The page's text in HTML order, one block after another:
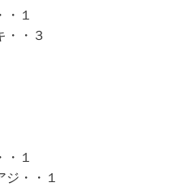
１
・３
１
・・１